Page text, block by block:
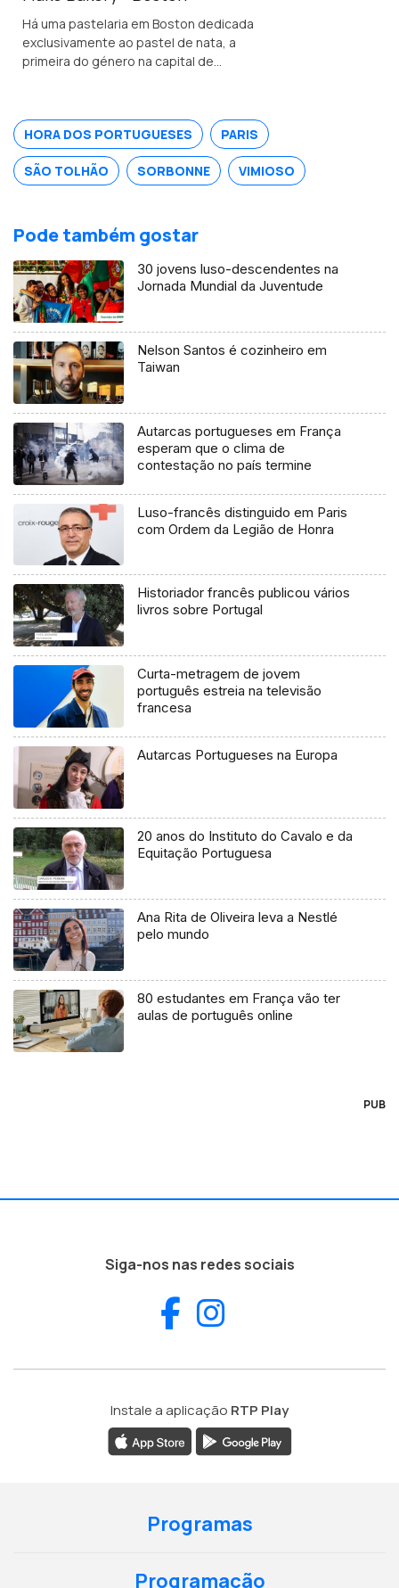
Há uma pastelaria em Boston dedicada
exclusivamente ao pastel de nata, a
primeira do género na capital de
HORA DOS PORTUGUESES PARIS
SÃO TOLHÃO SORBONNE VIMIOSO
Pode também gostar
30 jovens luso-descendentes na
Jornada Mundial da Juventude
Nelson Santos é cozinheiro em
Taiwan
Autarcas portugueses em França
esperam que o clima de
contestação no país termine
Luso-francês distinguido em Paris
com Ordem da Legião de Honra
Historiador francês publicou vários
livros sobre Portugal
Curta-metragem de jovem
português estreia na televisão
francesa
Autarcas Portugueses na Europa
20 anos do Instituto do Cavalo e da
Equitação Portuguesa
Ana Rita de Oliveira leva a Nestlé
pelo mundo
80 estudantes em França vão ter
aulas de português online
PUB
Siga-nos nas redes sociais
Facebook
Instale a aplicação RTP Play
Programas
Programação